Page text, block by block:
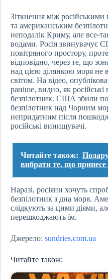
Зіткнення між
та американським
неподалік Криму, але все-
водами. Росія звинувачує
повітряного простору,
відповідно, через те, що
над цією ділянкою моря не
світом. На відео,
раніше, видно, як
безпілотник. США збили
безпілотник над Чорним
непридатним після
російські винищувачі.
Читайте також:
вибрати те, що
Наразі, росіяни хочуть
безпілотник з дна моря.
слідкують за цими діями,
перешкоджають їм.
Джерело: sundries.com.ua
Читайте також: